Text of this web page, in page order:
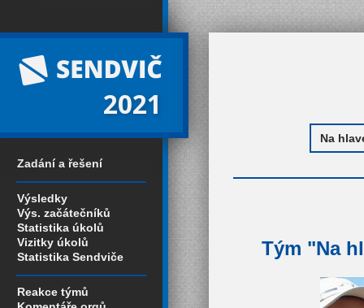
2021
Zadání a řešení
Výsledky
Výs. začátečníků
Statistika úkolů
Vizitky úkolů
Statistika Sendviče
Reakce týmů
Tým "Na